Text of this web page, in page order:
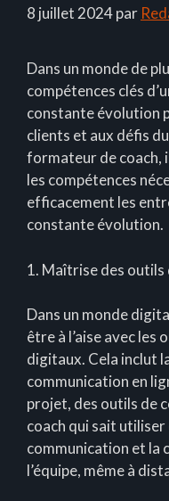
8 juillet 2024par
Dans un monde de
compétences clés
constante évolution
clients et aux défis
formateur de coach,
les compétences
efficacement les
constante évolution.
1. Maîtrise des outils
Dans un monde
être à l’aise avec
digitaux. Cela inclut
communication en
projet, des outils de
coach qui sait
communication et la
l’équipe, même à